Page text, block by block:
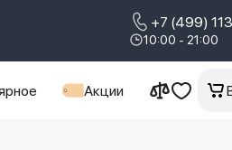
+7 (499)
10:00 - 21:00
Акции